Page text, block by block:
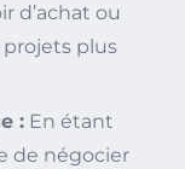
d’achat ou
projets plus
: En étant
de négocier